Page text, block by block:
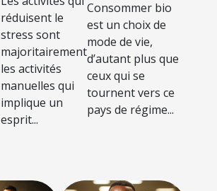
réduisent le
stress sont
majoritairement
les activités
manuelles qui
implique un
esprit...
bio
Consommer bio
est un choix de
mode de vie,
d’autant plus que
ceux qui se
tournent vers ce
pays de régime...